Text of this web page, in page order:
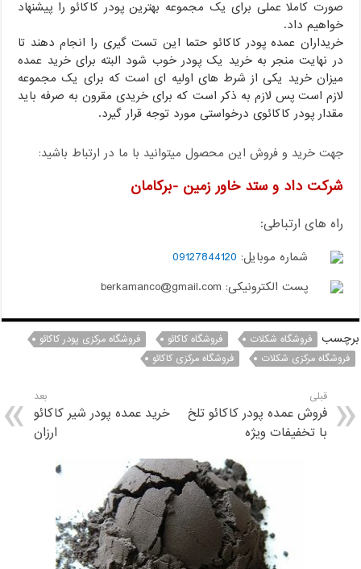
صورت کاملا عملی برای یک مجموعه بهترین پودر کاکائو را پیشنهاد
خواهیم داد.
خریداران عمده پودر کاکائو حتما این تست گیری را انجام دهند تا
در نهایت منجر به خرید یک پودر خوب شود البته برای خرید عمده
میزان خرید یکی از شرط های اولیه ای است که برای یک مجموعه
لازم است پس لازم به ذکر است که برای خریدی مقرون به صرفه باید
مقدار پودر کاکائوی درخواستی مورد توجه قرار گیرد.
جهت خرید و فروش این محصول میتوانید با ما در ارتباط باشید:
شرکت داد و ستد خاور زمین -برکامان
راه های ارتباطی:
شماره موبایل: 09127844120
پست الکترونیکی: berkamanco@gmail.com
برچسب فروشگاه شکلات فروشگاه کاکائو
فروشگاه مرکزی پودر کاکائو
فروشگاه مرکزی شکلات
فروشگاه مرکزی کاکائو
قبلی
فروش عمده پودر کاکائو تلخ
با تخفیفات ویژه
بعد
خرید عمده پودر شیر کاکائو
ارزان